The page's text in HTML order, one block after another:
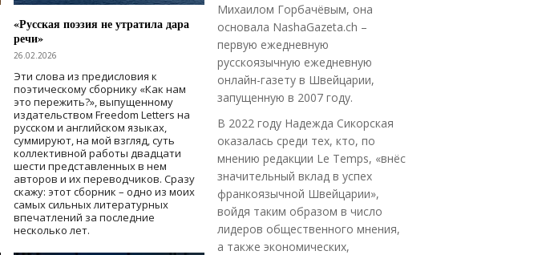
«Русская поэзия не утратила дара
речи»
26.02.2026
Эти слова из предисловия к
поэтическому сборнику «Как нам
это пережить?», выпущенному
издательством Freedom Letters на
русском и английском языках,
суммируют, на мой взгляд, суть
коллективной работы двадцати
шести представленных в нем
авторов и их переводчиков. Сразу
скажу: этот сборник – одно из моих
самых сильных литературных
впечатлений за последние
несколько лет.
Михаилом Горбачёвым, она
основала NashaGazeta.ch –
первую ежедневную
русскоязычную ежедневную
онлайн-газету в Швейцарии,
запущенную в 2007 году.
В 2022 году Надежда Сикорская
оказалась среди тех, кто, по
мнению редакции Le Temps, «внёс
значительный вклад в успех
франкоязычной Швейцарии»,
войдя таким образом в число
лидеров общественного мнения,
а также экономических,